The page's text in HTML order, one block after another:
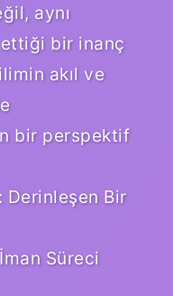
aynı
ettiği bir inanç
akıl ve
bir perspektif
Derinleşen Bir
Süreci